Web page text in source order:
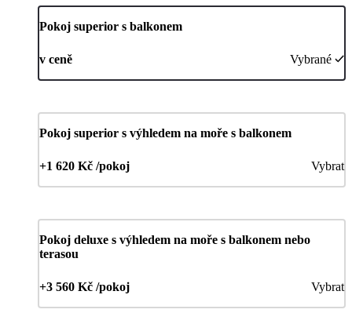
Pokoj superior s balkonem
v ceně Vybrané
Pokoj superior s výhledem na moře s balkonem
+1 620 Kč /pokoj Vybrat
Pokoj deluxe s výhledem na moře s balkonem nebo
terasou
+3 560 Kč /pokoj Vybrat